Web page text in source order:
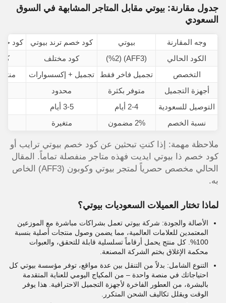
جدول مقارنة: بيوتي مقابل المتاجر المشابهة في السوق
السعودي
وجه المقارنة بيوتي كود خصم ترند بيوتي
كود
الكود الحالي
(AFF3) (%2) كود مختلف
التخصص
تجميل فاخر فقط تجميل + إكسسوارات
أجهزة التجميل
متوفر بكثرة محدود
التوصيل للسعودية
2-4 أيام 3-5 أيام
نسبة الخصم
2% مضمون متغيرة
ملاحظة مهمة: إذا كنتِ تبحثين عن كود خصم بيوتي ترايب أو
كود خصم ذا بيوتي ايديت فهذه متاجر منفصلة تماماً. المقال
الحالي مخصص حصرياً لمتجر بيوتي وكوبون (AFF3) الخاص
به.
لماذا تختار العميلات السعوديات بيوتي؟
الأصالة والجودة: شركة بيوتي تعمل بشراكات مباشرة مع الموزعين
المعتمدين للعلامات العالمية، مما يضمن وصول منتجات أصلية بنسبة
100%. كل منتج يحمل أرقاماً تسلسلية قابلة للتحقق، والعبوات
محكمة الإغلاق بختم الشركة المصنعة.
التنوع الشامل: بدلاً من التنقل بين عدة مواقع، توفر مؤسسة بيوتي كل
احتياجاتك في منصة واحدة – من المكياج اليومي للعناية المتقدمة
بالبشرة، من العطور الفاخرة لأجهزة التجميل الاحترافية. هذا يوفر
الوقت ويقلل تكاليف الشحن المتكرر.